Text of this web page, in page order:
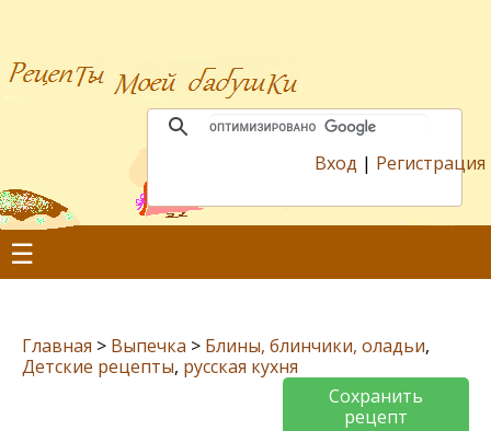
Вход | Регистрация
☰
Главная > Выпечка > Блины, блинчики, оладьи,
Детские рецепты, русская кухня
Сохранить
рецепт